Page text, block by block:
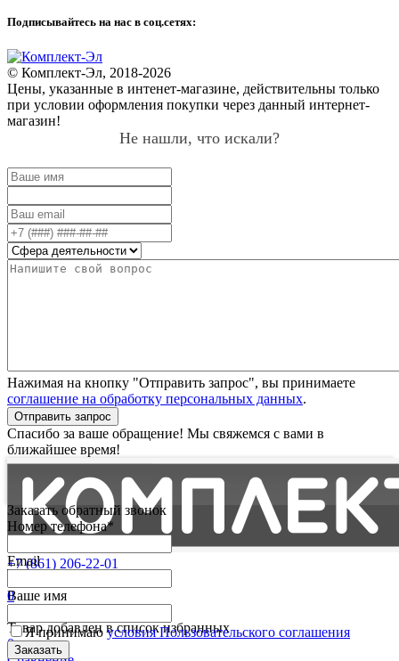
Подписывайтесь на нас в соц.сетях:
© Комплект-Эл, 2018-2026
Цены, указанные в интенет-магазине, действительны только
при условии оформления покупки через данный интернет-
магазин!
Не нашли, что искали?
Нажимая на кнопку "Отправить запрос", вы принимаете
соглашение на обработку персональных данных.
Отправить запрос
Спасибо за ваше обращение! Мы свяжемся с вами в
ближайшее время!
+7 (861) 206-22-01
0
Товар добавлен в список избранных
0
Заказать обратный звонок
Номер телефона*
Email
Ваше имя
Я принимаюусловия Пользовательского соглашения